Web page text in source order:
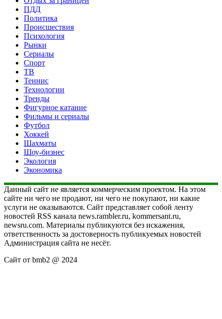
ПДД
Политика
Происшествия
Психология
Рынки
Сериалы
Спорт
ТВ
Теннис
Технологии
Тренды
Фигурное катание
Фильмы и сериалы
Футбол
Хоккей
Шахматы
Шоу-бизнес
Экология
Экономика
Данный сайт не является коммерческим проектом. На этом
сайте ни чего не продают, ни чего не покупают, ни какие
услуги не оказываются. Сайт представляет собой ленту
новостей RSS канала news.rambler.ru, kommersant.ru,
newsru.com. Материалы публикуются без искажения,
ответственность за достоверность публикуемых новостей
Администрация сайта не несёт.
Сайт от bmb2 @ 2024